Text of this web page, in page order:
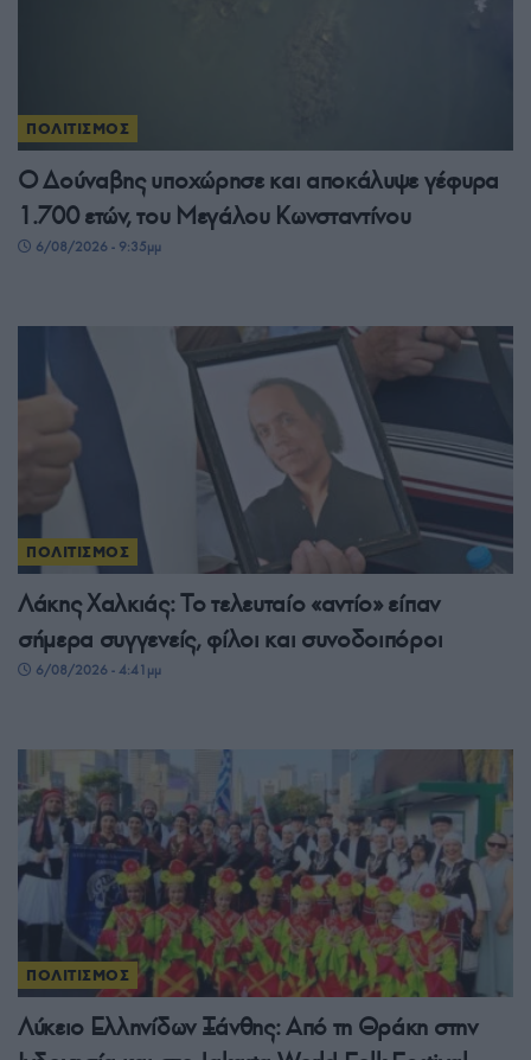
ΠΟΛΙΤΙΣΜΟΣ
Ο Δούναβης υποχώρησε και αποκάλυψε γέφυρα
1.700 ετών, του Μεγάλου Κωνσταντίνου
6/08/2026 - 9:35μμ
ΠΟΛΙΤΙΣΜΟΣ
Λάκης Χαλκιάς: Το τελευταίο «αντίο» είπαν
σήμερα συγγενείς, φίλοι και συνοδοιπόροι
6/08/2026 - 4:41μμ
ΠΟΛΙΤΙΣΜΟΣ
Λύκειο Ελληνίδων Ξάνθης: Από τη Θράκη στην